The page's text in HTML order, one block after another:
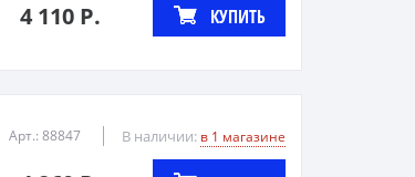
4 110 Р. КУПИТЬ
Арт.: 88847 В наличии: в 1 магазине